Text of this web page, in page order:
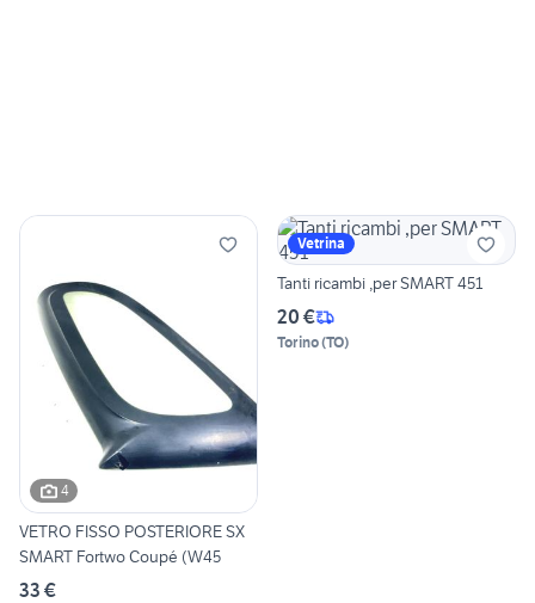
4
VETRO FISSO POSTERIORE SX
SMART Fortwo Coupé (W45
33 €
Vetrina
Tanti ricambi ,per SMART 451
20 €
Torino(TO)